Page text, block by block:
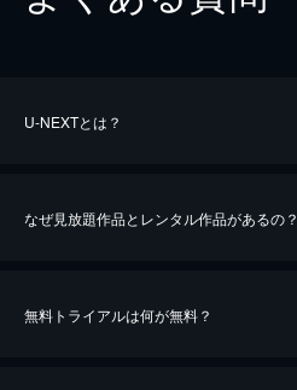
U-NEXTとは？
なぜ見放題作品とレンタル作品があるの？
無料トライアルは何が無料？